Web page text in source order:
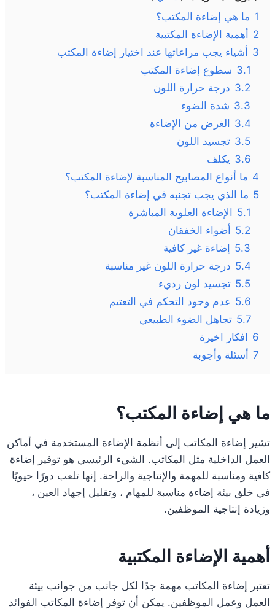
1 ما هي إضاءة المكتب؟
2
أهمية الإضاءة المكتبية
3
أشياء يجب مراعاتها عند اختيار إضاءة المكتب
3.1 سطوع إضاءة المكتب
3.2 درجة حرارة اللون
3.3 شدة الضوء
3.4
الغرض من الإضاءة
3.5 تجسيد اللون
3.6 يكلف
4 ما أنواع المصابيح المناسبة لإضاءة المكتب؟
5 ما الذي يجب تجنبه في إضاءة المكتب؟
5.1
الإضاءة العلوية المباشرة
5.2
أضواء الخفقان
5.3
إضاءة غير كافية
5.4 درجة حرارة اللون غير مناسبة
5.5 تجسيد لون رديء
5.6 عدم وجود التحكم في التعتيم
5.7 تجاهل الضوء الطبيعي
6
افكار اخيرة
7
أسئلة وأجوبة
ما هي إضاءة المكتب؟
تشير إضاءة المكاتب إلى أنظمة الإضاءة المستخدمة في أماكن
العمل الداخلية مثل المكاتب. الشيء الرئيسي هو توفير إضاءة
كافية ومناسبة للمهمة والإنتاجية والراحة. إنها تلعب دورًا حيويًا
في خلق بيئة إضاءة مناسبة للمهام ، وتقليل إجهاد العين ،
وزيادة إنتاجية الموظفين.
أهمية الإضاءة المكتبية
تعتبر إضاءة المكاتب مهمة جدًا لكل جانب من جوانب بيئة
العمل وعمل الموظفين. يمكن أن توفر إضاءة المكاتب الفوائد